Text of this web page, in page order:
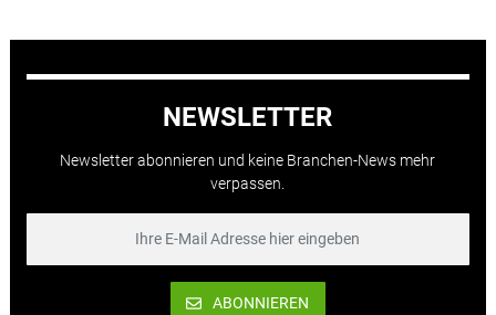
NEWSLETTER
Newsletter abonnieren und keine Branchen-News mehr
verpassen.
ABONNIEREN